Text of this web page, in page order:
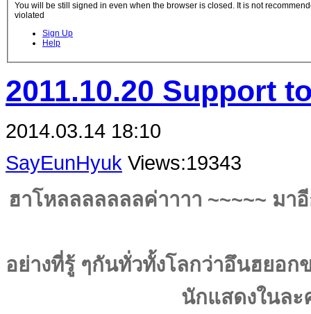
You will be still signed in even when the browser is closed. It is not
violated
Sign Up
Help
2011.10.20 Support
2014.03.14 18:10
SayEunHyuk Views:19343
ฮาโหลลลลลลลค่าาาา ~~~~~ มา
อย่างที่รู้ ๆกันทั่วทั้งโลกว่าอึนฮยอก
นักแสดงในละ